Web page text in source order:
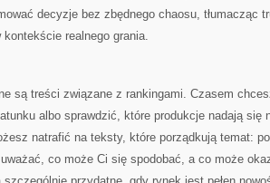
decyzje bez zbędnego chaosu, tłumacząc
realnego grania.
są treści związane z rankingami. Czasem
albo sprawdzić, które produkcje nadają się
natrafić na teksty, które porządkują temat:
co może Ci się spodobać, a co może